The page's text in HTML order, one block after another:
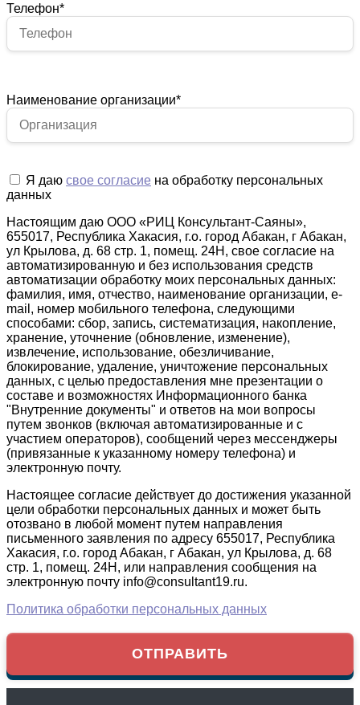
Телефон*
Наименование организации*
Я даю свое согласие на обработку персональных
данных
Настоящим даю ООО «РИЦ Консультант-Саяны»,
655017, Республика Хакасия, г.о. город Абакан, г Абакан,
ул Крылова, д. 68 стр. 1, помещ. 24Н, свое согласие на
автоматизированную и без использования средств
автоматизации обработку моих персональных данных:
фамилия, имя, отчество, наименование организации, e-
mail, номер мобильного телефона, следующими
способами: сбор, запись, систематизация, накопление,
хранение, уточнение (обновление, изменение),
извлечение, использование, обезличивание,
блокирование, удаление, уничтожение персональных
данных, с целью предоставления мне презентации о
составе и возможностях Информационного банка
"Внутренние документы" и ответов на мои вопросы
путем звонков (включая автоматизированные и с
участием операторов), сообщений через мессенджеры
(привязанные к указанному номеру телефона) и
электронную почту.
Настоящее согласие действует до достижения указанной
цели обработки персональных данных и может быть
отозвано в любой момент путем направления
письменного заявления по адресу 655017, Республика
Хакасия, г.о. город Абакан, г Абакан, ул Крылова, д. 68
стр. 1, помещ. 24Н, или направления сообщения на
электронную почту info@consultant19.ru.
Политика обработки персональных данных